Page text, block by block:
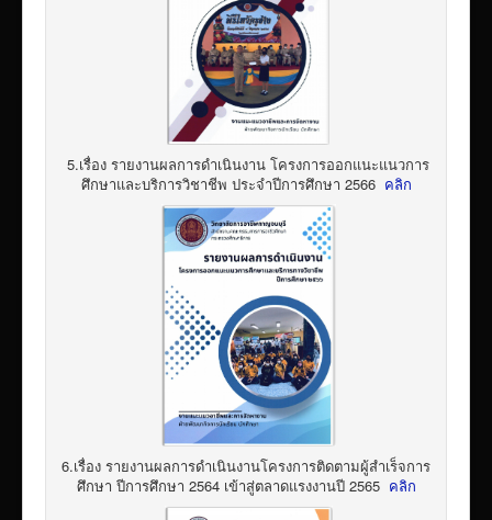
5.เรื่อง รายงานผลการดำเนินงาน โครงการออกแนะแนวการ
ศึกษาและบริการวิชาชีพ ประจำปีการศึกษา 2566 คลิก
6.เรื่อง รายงานผลการดำเนินงานโครงการติดตามผู้สำเร็จการ
ศึกษา ปีการศึกษา 2564 เข้าสู่ตลาดแรงงานปี 2565 คลิก